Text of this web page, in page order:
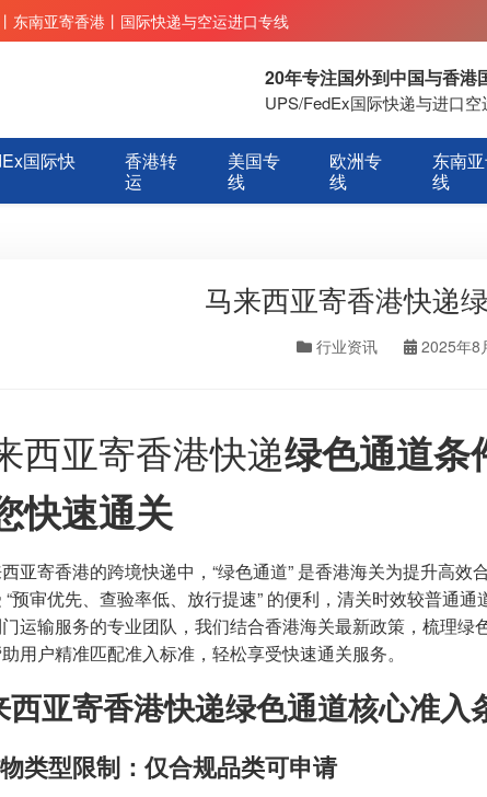
东南亚寄香港丨国际快递与空运进口专线
20年专注国外到中国与香港
UPS/FedEx国际快递与进口
国际快
香港转
运
美国专
线
欧洲专
线
东南
线
马来西亚寄香港快递
行业资讯 2025年8
西亚寄香港快递绿色通道条
快速通关
亚寄香港的跨境快递中，“绿色通道” 是香港海关为提升高
“预审优先、查验率低、放行提速” 的便利，清关时效较普通
运输服务的专业团队，我们结合香港海关最新政策，梳理
用户精准匹配准入标准，轻松享受快速通关服务。
西亚寄香港快递绿色通道核心准入
类型限制：仅合规品类可申请